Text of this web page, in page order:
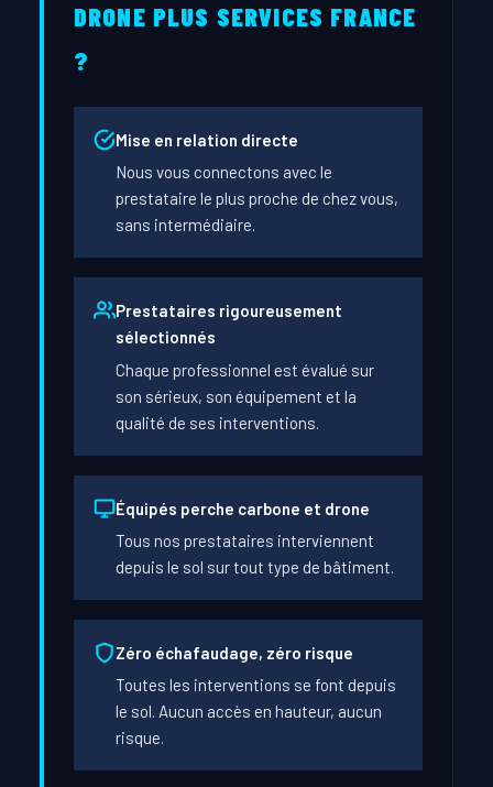
DRONE PLUS SERVICES FRANCE
?
Mise en relation directe
Nous vous connectons avec le
prestataire le plus proche de chez vous,
sans intermédiaire.
Prestataires rigoureusement
sélectionnés
Chaque professionnel est évalué sur
son sérieux, son équipement et la
qualité de ses interventions.
Équipés perche carbone et drone
Tous nos prestataires interviennent
depuis le sol sur tout type de bâtiment.
Zéro échafaudage, zéro risque
Toutes les interventions se font depuis
le sol. Aucun accès en hauteur, aucun
risque.